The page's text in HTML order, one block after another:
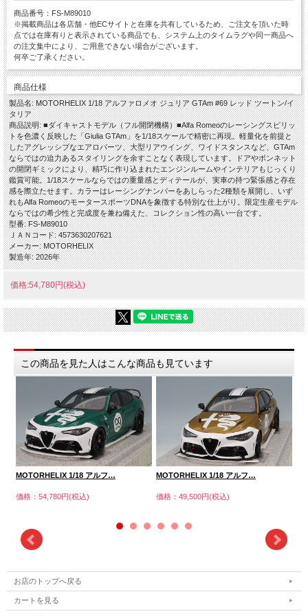
商品番号：FS-M89010
※掲載商品は各店舗・他ECサイトと在庫を共有しているため、ご注文を頂いた時
点では在庫有りと表示されている商品でも、システム上のタイムラグや同一商品へ
の注文集中により、ご用意できない場合がございます。
何卒ご了承ください。
商品仕様
製品名: MOTORHELIX 1/18 アルファロメオ ジュリア GTAm #69 レッド ツートン/イ
タリア
商品説明: ■ダイキャストモデル（フル開閉機構）■Alfa Romeoのレーシングスピリッ
トを色濃く反映した「Giulia GTAm」を1/18スケールで精密に再現。軽量化を前提と
したアグレッシブなエアロパーツ、大型リアウイング、ワイドスタンスなど、GTAm
ならではの迫力あるスタイリングを余すことなく表現しています。ドアやボンネット
の開閉ギミックにより、精巧に作り込まれたエンジンルームやインテリアもじっくり
鑑賞可能。1/18スケールならではの重量感とディテールが、実車の持つ緊張感と存在
感を際立たせます。カラーはレーシングナンバーをあしらった2種類を展開し、いず
れもAlfa RomeoのモータースポーツDNAを象徴する特別な仕上がり。限定生産モデル
ならではの希少性と完成度を兼ね備えた、コレクション性の高い一台です。
型番: FS-M89010
ＪＡＮコード: 4573630207621
メーカー: MOTORHELIX
製造年: 2026年
価格:54,780円(税込)
この商品を見た人はこんな商品も見ています
MOTORHELIX 1/18 アルフ…
価格：54,780円(税込)
MOTORHELIX 1/18 アルフ…
価格：49,500円(税込)
お店のトップへ戻る
カートを見る